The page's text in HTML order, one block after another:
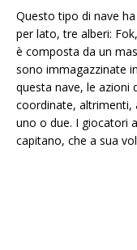
Questo tipo di nave
per lato, tre alberi:
è composta da un
sono immagazzinate
questa nave, le azioni
coordinate, altrimenti,
uno o due. I giocatori
capitano, che a sua